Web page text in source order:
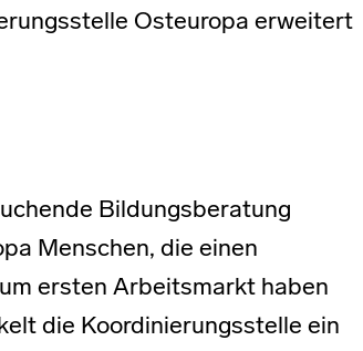
Osteuropa erweitert
Bildungsberatung
Menschen, die einen
ersten Arbeitsmarkt haben
die Koordinierungsstelle ein